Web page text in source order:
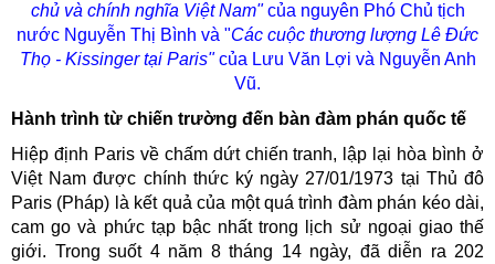
chủ và chính nghĩa Việt Nam"của nguyên Phó Chủ tịch
nước Nguyễn Thị Bình và "Các cuộc thương lượng Lê Đức
Thọ - Kissinger tại Paris"của Lưu Văn Lợi và Nguyễn Anh
Vũ.
Hành trình từ chiến trường đến bàn đàm phán quốc tế
Hiệp định Paris về chấm dứt chiến tranh, lập lại hòa bình ở
Việt Nam được chính thức ký ngày 27/01/1973 tại Thủ đô
Paris (Pháp) là kết quả của một quá trình đàm phán kéo dài,
cam go và phức tạp bậc nhất trong lịch sử ngoại giao thế
giới. Trong suốt 4 năm 8 tháng 14 ngày, đã diễn ra 202